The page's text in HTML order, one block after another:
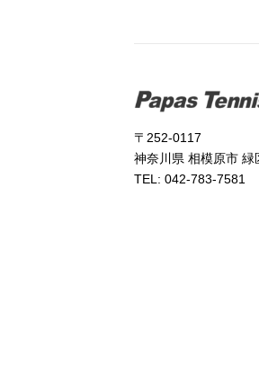
〒252-0117
神奈川県 相模原市 緑
TEL: 042-783-7581